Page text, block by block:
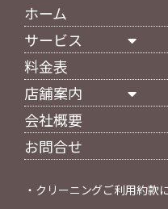
ホーム
サービス
料金表
店舗案内
会社概要
お問合せ
・ クリーニングご利用約款